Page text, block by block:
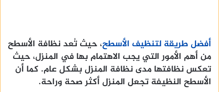
أفضل طريقة لتنظيف الأسطح، حيث تُعد نظافة الأسطح
من أهم الأمور التي يجب الاهتمام بها في المنزل، حيث
تعكس نظافتها مدى نظافة المنزل بشكل عام. كما أن
الأسطح النظيفة تجعل المنزل أكثر صحة وراحة.